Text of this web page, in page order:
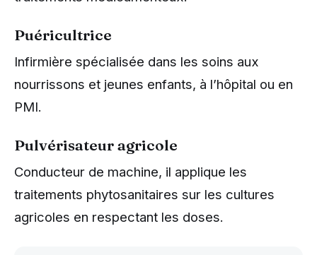
Puéricultrice
Infirmière spécialisée dans les soins aux
nourrissons et jeunes enfants, à l’hôpital ou en
PMI.
Pulvérisateur agricole
Conducteur de machine, il applique les
traitements phytosanitaires sur les cultures
agricoles en respectant les doses.